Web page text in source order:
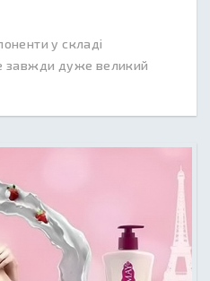
у складі
завжди дуже великий